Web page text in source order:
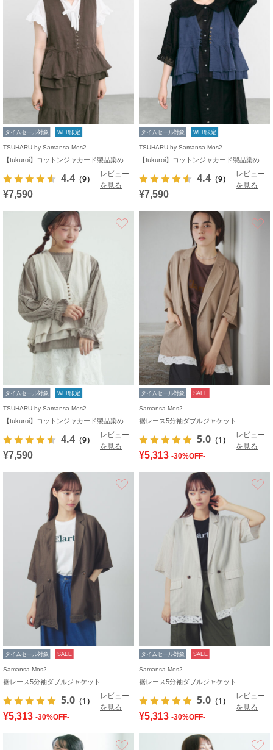
タイムセール対象 WEB限定
TSUHARU by Samansa Mos2
4.4 （9）
レビュー
を見る
¥7,590
タイムセール対象 WEB限定
TSUHARU by Samansa Mos2
4.4 （9）
レビュー
を見る
¥7,590
タイムセール対象 WEB限定
TSUHARU by Samansa Mos2
4.4 （9）
レビュー
を見る
¥7,590
タイムセール対象 SALE
Samansa Mos2
裾レース5分袖ダブルジャケット
5.0 （1）
レビュー
を見る
¥5,313 -30%OFF-
タイムセール対象 SALE
Samansa Mos2
裾レース5分袖ダブルジャケット
5.0 （1）
レビュー
を見る
¥5,313 -30%OFF-
タイムセール対象 SALE
Samansa Mos2
裾レース5分袖ダブルジャケット
5.0 （1）
レビュー
を見る
¥5,313 -30%OFF-